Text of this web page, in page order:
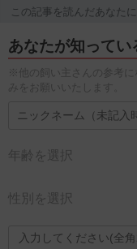
この記事を読んだあなた
あなたが知ってい
※他の飼い主さんの参考に
みをお願いいたします。
年齢を選択
性別を選択